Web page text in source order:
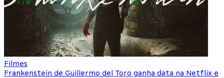
Filmes
Frankenstein de Guillermo del Toro ganha data na Netflix e